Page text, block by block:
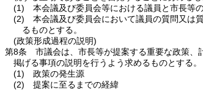
(1)
本会議及び委員会等における議員と市長等
(2)
本会議及び委員会において議員の質問又は
るものとする。
(政策形成過程の説明)
第8条
市議会は、市長等が提案する重要な政策
掲げる事項の説明を行うよう求めるものとする。
(1)
政策の発生源
(2)
提案に至るまでの経緯